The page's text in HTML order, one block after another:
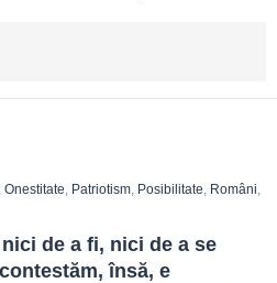
, Onestitate, Patriotism, Posibilitate, Români,
de a fi, nici de a se
însă, e